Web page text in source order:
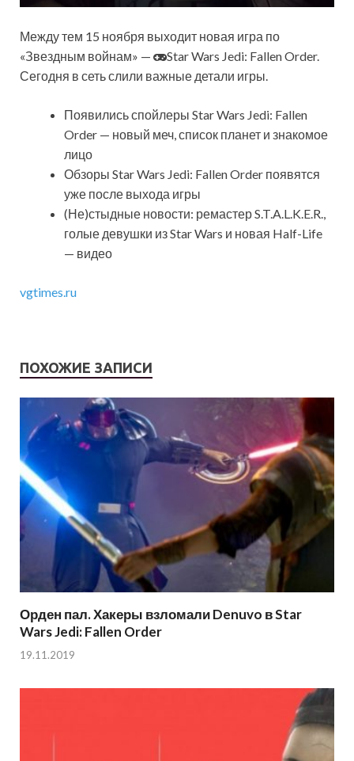
Между тем 15 ноября выходит новая игра по
«Звездным войнам» —
Star Wars Jedi: Fallen Order.
Сегодня в сеть слили важные детали игры.
Появились спойлеры Star Wars Jedi: Fallen
Order — новый меч, список планет и знакомое
лицо
Обзоры Star Wars Jedi: Fallen Order появятся
уже после выхода игры
(Не)стыдные новости: ремастер S.T.A.L.K.E.R.,
голые девушки из Star Wars и новая Half-Life
— видео
vgtimes.ru
ПОХОЖИЕ ЗАПИСИ
Орден пал. Хакеры взломали Denuvo в Star
Wars Jedi: Fallen Order
19.11.2019